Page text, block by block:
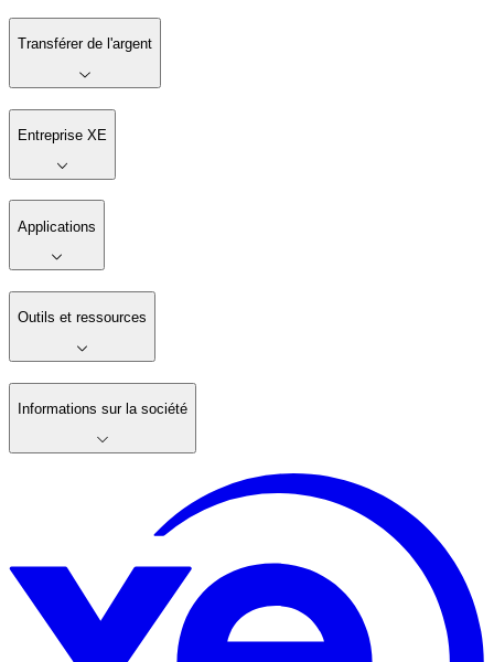
Transférer de l'argent
Entreprise XE
Applications
Outils et ressources
Informations sur la société